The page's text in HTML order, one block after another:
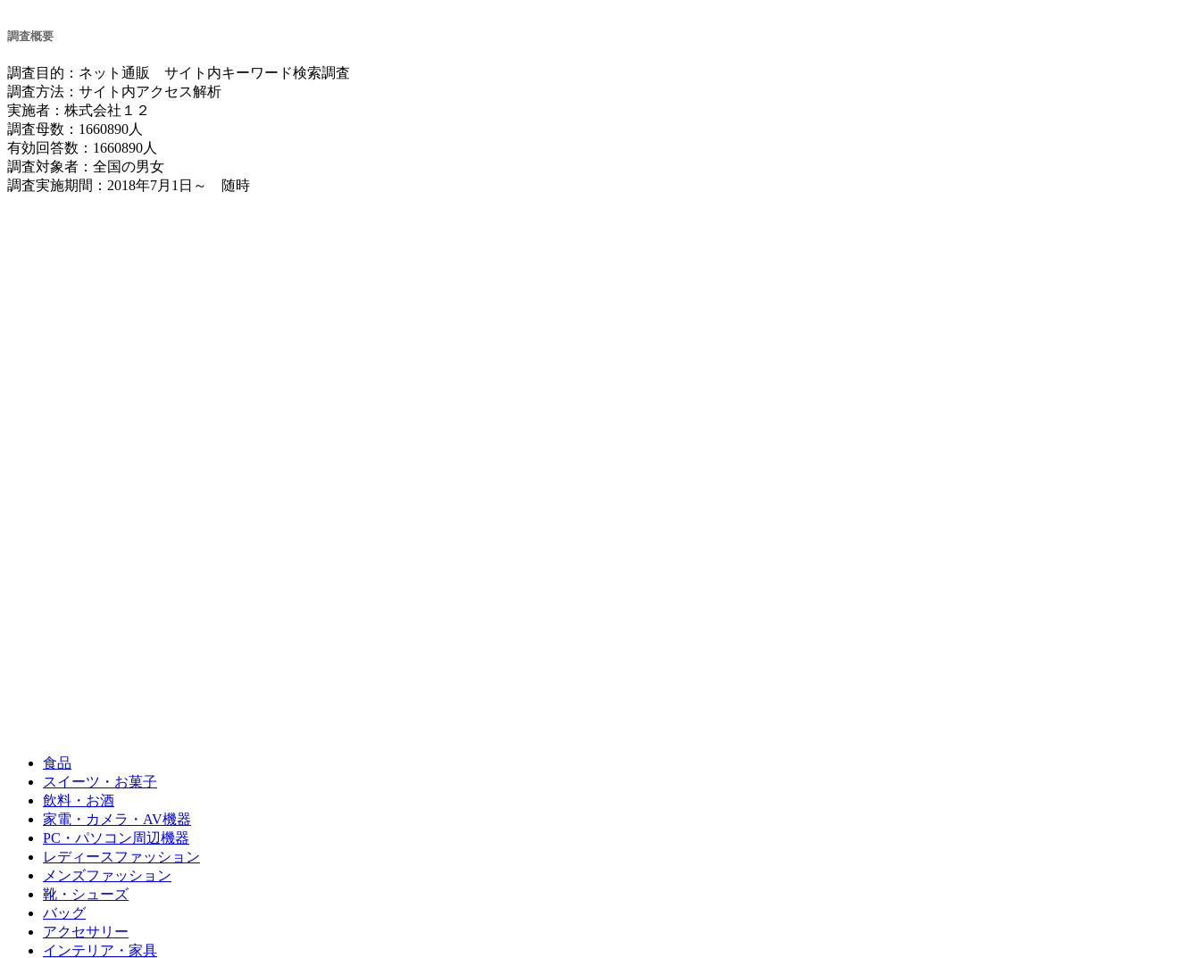
調査概要
調査目的：ネット通販 サイト内キーワード検索調査
調査方法：サイト内アクセス解析
実施者：株式会社１２
調査母数：1660890人
有効回答数：1660890人
調査対象者：全国の男女
調査実施期間：2018年7月1日～ 随時
食品
スイーツ・お菓子
飲料・お酒
家電・カメラ・AV機器
PC・パソコン周辺機器
レディースファッション
メンズファッション
靴・シューズ
バッグ
アクセサリー
インテリア・家具